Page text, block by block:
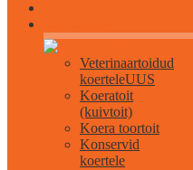
Veterinaartoidud
koerteleUUS
Koeratoit
(kuivtoit)
Koera toortoit
Konservid
koertele